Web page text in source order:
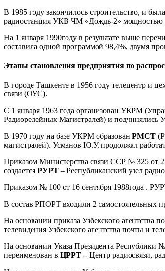
В 1985 году закончилось строительство, и
радиостанция УКВ ЧМ «Дождь-2» мощностью
На 1 января 1990году в результате выше
составила одной программой 98,4%, двумя
Этапы становления предприятия по
В городе Ташкенте в 1956 году телецентр и
связи (ОУС).
С 1 января 1963 года организован УКРМ
Радиорелейных Магистралей) и
В 1970 году на базе УКРМ образован РМСТ
магистралей). Усманов Ю.У. продолжал
Приказом Министерства связи ССР № 325 от
создается РУРТ – Республиканский узел
Приказом № 100 от 16 сентября 1988года .
В состав РПОРТ входили 2 самостоятельных
На основании приказа Узбекского
телевидения Узбекского агентства почты и
На основании Указа Президента Республики
переименован в ЦРРТ –Центр радиосвязи,